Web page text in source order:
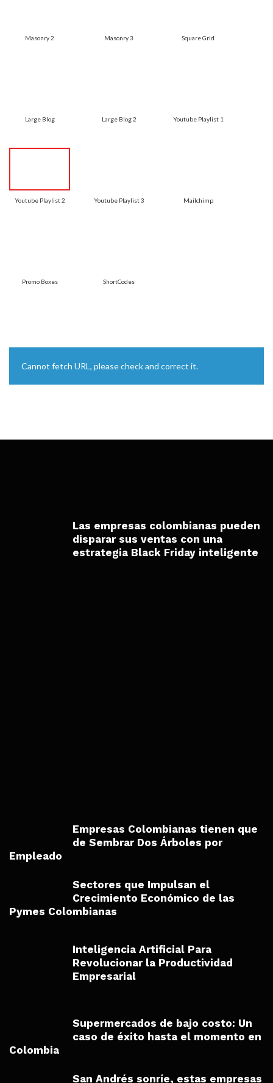
Masonry 2 Masonry 3 Square Grid
Large Blog Large Blog 2 Youtube Playlist 1
Youtube Playlist 2 Youtube Playlist 3 Mailchimp
Promo Boxes ShortCodes
Cannot fetch URL, please check and correct it.
Las empresas colombianas pueden
disparar sus ventas con una
estrategia Black Friday inteligente
Empresas Colombianas tienen que
de Sembrar Dos Árboles por
Empleado
Sectores que Impulsan el
Crecimiento Económico de las
Pymes Colombianas
Inteligencia Artificial Para
Revolucionar la Productividad
Empresarial
Supermercados de bajo costo: Un
caso de éxito hasta el momento en
Colombia
San Andrés sonríe, estas empresas